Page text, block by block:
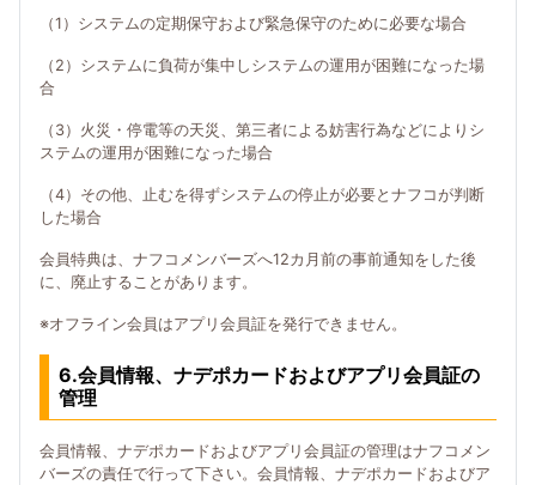
（1）システムの定期保守および緊急保守のために必要な場合
（2）システムに負荷が集中しシステムの運用が困難になった場
合
（3）火災・停電等の天災、第三者による妨害行為などによりシ
ステムの運用が困難になった場合
（4）その他、止むを得ずシステムの停止が必要とナフコが判断
した場合
会員特典は、ナフコメンバーズへ12カ月前の事前通知をした後
に、廃止することがあります。
※オフライン会員はアプリ会員証を発行できません。
6.会員情報、ナデポカードおよびアプリ会員証の
管理
会員情報、ナデポカードおよびアプリ会員証の管理はナフコメン
バーズの責任で行って下さい。会員情報、ナデポカードおよびア